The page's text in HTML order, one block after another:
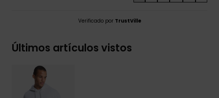
Verificado por TrustVille
Últimos artículos vistos